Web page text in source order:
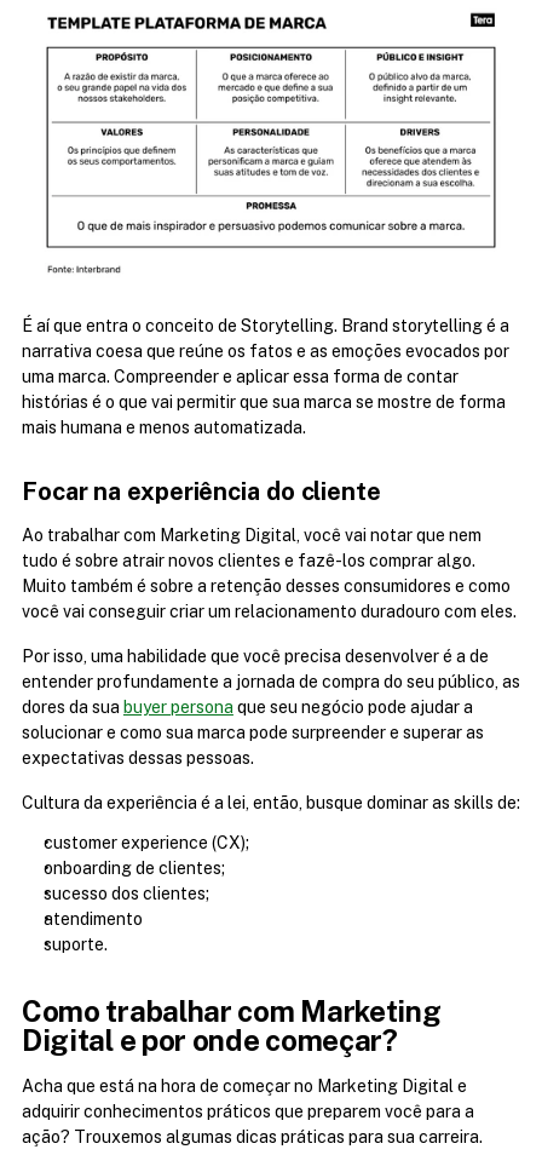
É aí que entra o conceito de Storytelling. Brand storytelling é a
narrativa coesa que reúne os fatos e as emoções evocados por
uma marca. Compreender e aplicar essa forma de contar
histórias é o que vai permitir que sua marca se mostre de forma
mais humana e menos automatizada.
Focar na experiência do cliente
Ao trabalhar com Marketing Digital, você vai notar que nem
tudo é sobre atrair novos clientes e fazê-los comprar algo.
Muito também é sobre a retenção desses consumidores e como
você vai conseguir criar um relacionamento duradouro com eles.
Por isso, uma habilidade que você precisa desenvolver é a de
entender profundamente a jornada de compra do seu público, as
dores da sua buyer persona que seu negócio pode ajudar a
solucionar e como sua marca pode surpreender e superar as
expectativas dessas pessoas.
Cultura da experiência é a lei, então, busque dominar as skills de:
customer experience (CX);
onboarding de clientes;
sucesso dos clientes;
atendimento
suporte.
Como trabalhar com Marketing
Digital e por onde começar?
Acha que está na hora de começar no Marketing Digital e
adquirir conhecimentos práticos que preparem você para a
ação? Trouxemos algumas dicas práticas para sua carreira.